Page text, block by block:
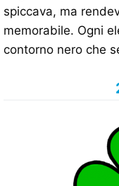
spiccava, ma
memorabile. Ogni
contorno nero che